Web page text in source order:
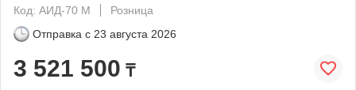
Код: АИД-70 М
Розница
Отправка с 23 августа 2026
3 521 500 ₸